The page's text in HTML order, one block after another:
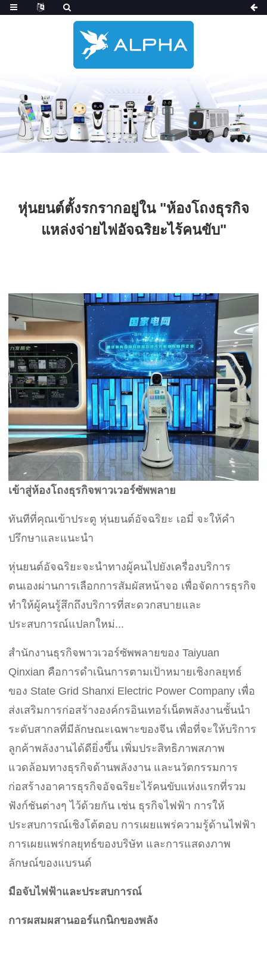
หุ่นยนต์ตั้งรกรากอยู่ใน "ห้องโถงธุรกิจ
แหล่งจ่ายไฟอัจฉริยะไร้คนขับ"
เข้าสู่ห้องโถงธุรกิจพาวเวอร์ซัพพลาย
ทันทีที่คุณเข้าประตู หุ่นยนต์อัจฉริยะ เอมี่ จะให้คำ
ปรึกษาและแนะนำ
หุ่นยนต์อัจฉริยะจะนำทางผู้คนไปยังเครื่องบริการ
ตนเองผ่านการเลือกการสัมผัสหน้าจอ เพื่อจัดการธุรกิจ
ทำให้ผู้คนรู้สึกถึงบริการที่สะดวกสบายและ
ประสบการณ์แปลกใหม่...
สำนักงานธุรกิจพาวเวอร์ซัพพลายของ Taiyuan
Qinxian คือการดำเนินการตามเป้าหมายเชิงกลยุทธ์
ของ State Grid Shanxi Electric Power Company เพื่อ
ส่งเสริมการก่อสร้างองค์กรอินเทอร์เน็ตพลังงานชั้นนำ
ระดับสากลที่มีลักษณะเฉพาะของจีน เพื่อที่จะให้บริการ
ลูกค้าพลังงานได้ดียิ่งขึ้น เพิ่มประสิทธิภาพสภาพ
แวดล้อมทางธุรกิจด้านพลังงาน และนวัตกรรมการ
ก่อสร้างอาคารธุรกิจอัจฉริยะไร้คนขับแห่งแรกที่รวม
ฟังก์ชันต่างๆ ไว้ด้วยกัน เช่น ธุรกิจไฟฟ้า การให้
ประสบการณ์เชิงโต้ตอบ การเผยแพร่ความรู้ด้านไฟฟ้า
การเผยแพร่กลยุทธ์ของบริษัท และการแสดงภาพ
ลักษณ์ของแบรนด์
มือจับไฟฟ้าและประสบการณ์
การผสมผสานออร์แกนิกของพลัง